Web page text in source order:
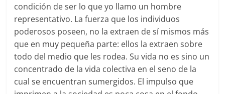
condición de ser lo que yo llamo un hombre
representativo. La fuerza que los individuos
poderosos poseen, no la extraen de sí mismos más
que en muy pequeña parte: ellos la extraen sobre
todo del medio que les rodea. Su vida no es sino un
concentrado de la vida colectiva en el seno de la
cual se encuentran sumergidos. El impulso que